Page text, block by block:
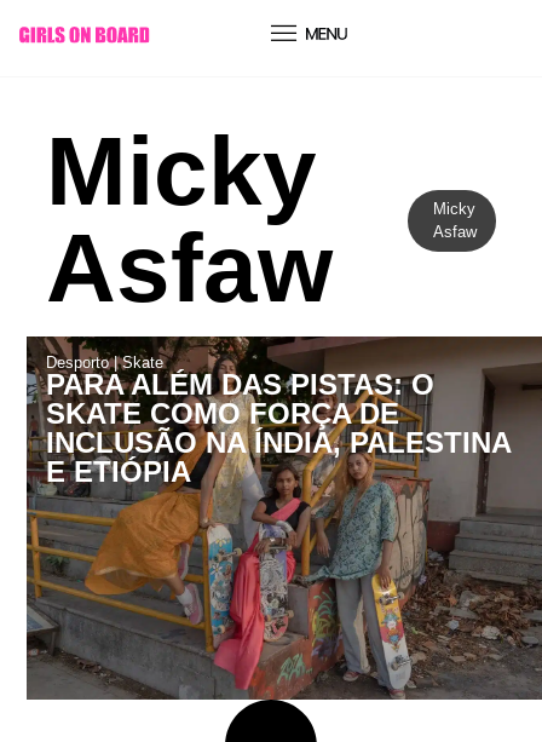
conteúdo
Micky
Asfaw
Micky
Asfaw
Desporto|Skate
PARA ALÉM DAS PISTAS: O
SKATE COMO FORÇA DE
INCLUSÃO NA ÍNDIA, PALESTINA
E ETIÓPI­A